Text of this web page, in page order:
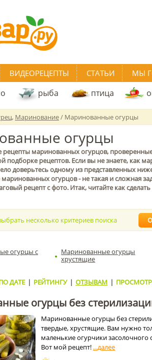
ВИДЕОРЕЦЕПТЫ СТАТЬИ МЫ
рыба птица
, Маринование/ Маринованные огурцы
огурцы
маринованных огурцов,
подборке рецептов. Если вы не знаете, как
доверьтесь одному из представленных
огурцов - не такая и сложная
рецепт с фото. Итак, читайте как
несколько критериев поиска
огурцы с
Маринованные огурцы
хрустящие
ДАТЕ | РЕЙТИНГУ | ОТЗЫВАМ |
огурцы без
Маринованные огурцы без
твердые, хрустящие. Вам нужно
маленькие огурчики засолочного
Вот мой рецепт!